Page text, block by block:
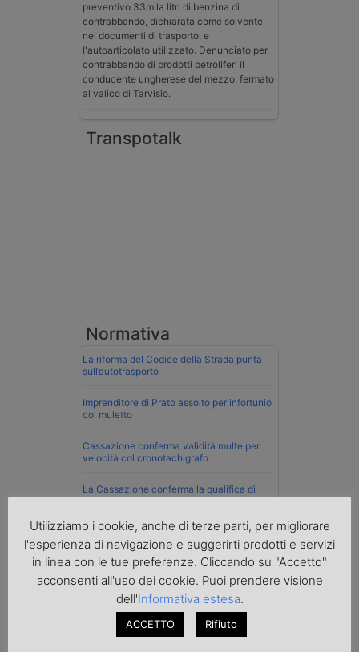
preventivo 33mila litri di benzina di
contrabbando, dichiarata come solvente
nei documenti di trasporto, e
l'autoarticolato utilizzato. Denunciato per
contrabbando di prodotti petroliferi il
conducente ungherese del mezzo, fermato
al valico di Tarvisio.
Transpotalk
Normativa
La riforma del Codice della Strada punta
sull’autotrasporto
Imprenditore di Prato assolto per infortunio
col muletto
Cassazione conferma validità multe per
velocità col cronotachigrafo
La Cassazione conferma la qualifica di
Esenzione Iva nei trasporti internazionali
su tutta la filiera
Mare
Utilizziamo i cookie, anche di terze parti, per migliorare
l'esperienza di navigazione e suggerirti prodotti e servizi
in linea con le tue preferenze. Cliccando su "Accetto"
acconsenti all'uso dei cookie. Puoi prendere visione
dell'Informativa estesa.
ACCETTO Rifiuto